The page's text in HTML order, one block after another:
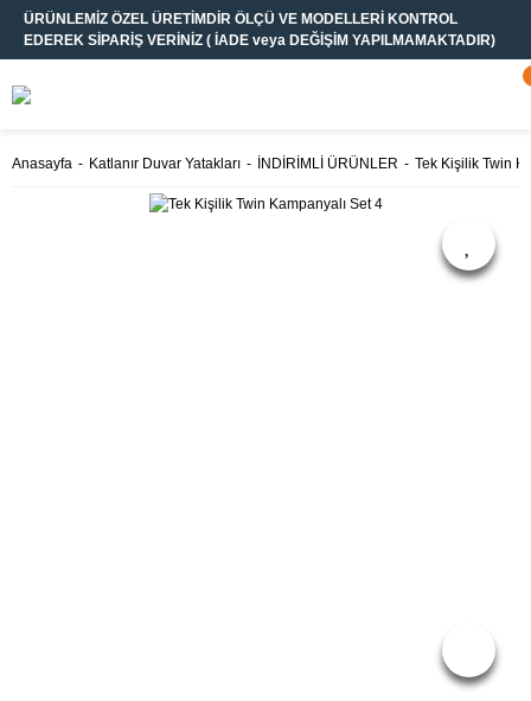
ÜRÜNLEMİZ ÖZEL ÜRETİMDİR ÖLÇÜ VE MODELLERİ KONTROL
EDEREK SİPARİŞ VERİNİZ ( İADE veya DEĞİŞİM YAPILMAMAKTADIR)
Anasayfa Katlanır Duvar Yatakları İNDİRİMLİ ÜRÜNLER Tek Kişilik Twin